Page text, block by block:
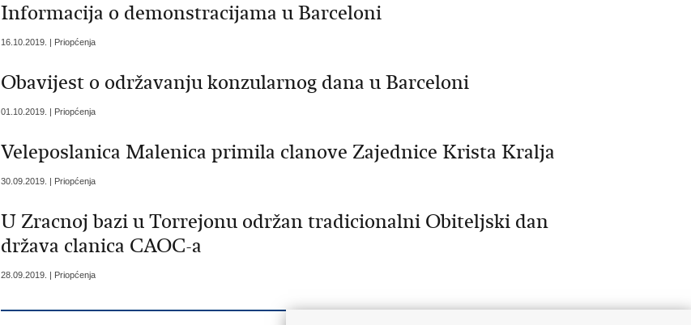
Informacija o demonstracijama u Barceloni
16.10.2019. | Priopćenja
Obavijest o održavanju konzularnog dana u Barceloni
01.10.2019. | Priopćenja
Veleposlanica Malenica primila clanove Zajednice Krista Kralja
30.09.2019. | Priopćenja
U Zracnoj bazi u Torrejonu održan tradicionalni Obiteljski dan
država clanica CAOC-a
28.09.2019. | Priopćenja